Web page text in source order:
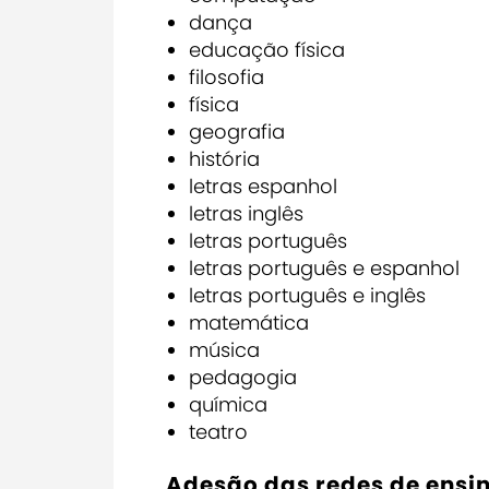
dança
educação física
filosofia
física
geografia
história
letras espanhol
letras inglês
letras português
letras português e espanhol
letras português e inglês
matemática
música
pedagogia
química
teatro